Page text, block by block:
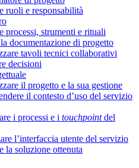
ruoli e responsabilità
processi, strumenti e rituali
documentazione di progetto
tavoli tecnici collaborativi
decisioni
il progetto e la sua gestione
il contesto d’uso del servizio
i processi e i touchpointdel
l’interfaccia utente del servizio
la soluzione ottenuta